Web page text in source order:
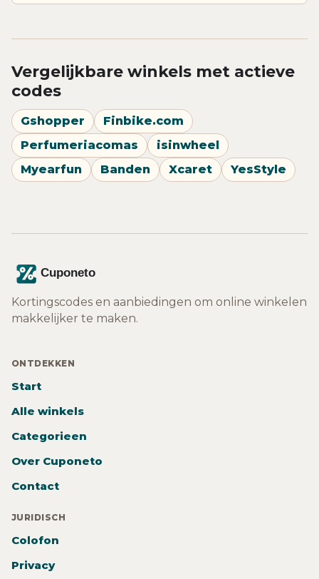
Vergelijkbare winkels met actieve
codes
Gshopper
Finbike.com
Perfumeriacomas
isinwheel
Myearfun
Banden Xcaret YesStyle
Kortingscodes en aanbiedingen om online winkelen
makkelijker te maken.
ONTDEKKEN
Start
Alle winkels
Categorieen
Over Cuponeto
Contact
JURIDISCH
Colofon
Privacy